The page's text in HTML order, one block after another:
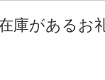
庫があるお